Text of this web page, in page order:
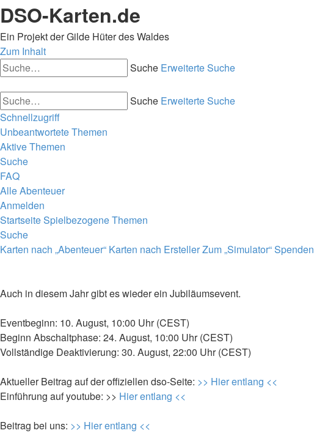
DSO-Karten.de
Ein Projekt der Gilde Hüter des Waldes
Zum Inhalt
Suche Erweiterte Suche
Suche Erweiterte Suche
Schnellzugriff
Unbeantwortete Themen
Aktive Themen
Suche
FAQ
Alle Abenteuer
Anmelden
StartseiteSpielbezogene Themen
Suche
Karten nach „Abenteuer“ Karten nach ErstellerZum „Simulator“Spenden
Auch in diesem Jahr gibt es wieder ein Jubiläumsevent.
Eventbeginn: 10. August, 10:00 Uhr (CEST)
Beginn Abschaltphase: 24. August, 10:00 Uhr (CEST)
Vollständige Deaktivierung: 30. August, 22:00 Uhr (CEST)
Aktueller Beitrag auf der offiziellen dso-Seite: >> Hier entlang <<
Einführung auf youtube: >> Hier entlang <<
Beitrag bei uns: >> Hier entlang <<